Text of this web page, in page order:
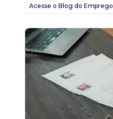
Acesse o Blog do Emprego